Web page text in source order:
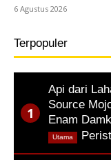
6 Agustus 2026
Terpopuler
Api dari
Source
Enam
Utama